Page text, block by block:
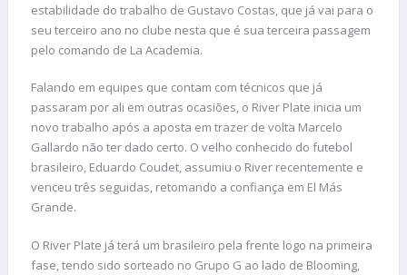
estabilidade do trabalho de Gustavo Costas, que já vai para o
seu terceiro ano no clube nesta que é sua terceira passagem
pelo comando de La Academia.
Falando em equipes que contam com técnicos que já
passaram por ali em outras ocasiões, o River Plate inicia um
novo trabalho após a aposta em trazer de volta Marcelo
Gallardo não ter dado certo. O velho conhecido do futebol
brasileiro, Eduardo Coudet, assumiu o River recentemente e
venceu três seguidas, retomando a confiança em El Más
Grande.
O River Plate já terá um brasileiro pela frente logo na primeira
fase, tendo sido sorteado no Grupo G ao lado de Blooming,